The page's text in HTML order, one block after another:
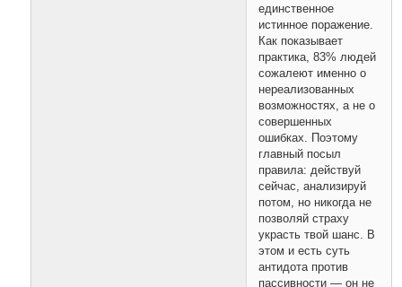
единственное
истинное поражение.
Как показывает
практика, 83% людей
сожалеют именно о
нереализованных
возможностях, а не о
совершенных
ошибках. Поэтому
главный посыл
правила: действуй
сейчас, анализируй
потом, но никогда не
позволяй страху
украсть твой шанс. В
этом и есть суть
антидота против
пассивности — он не